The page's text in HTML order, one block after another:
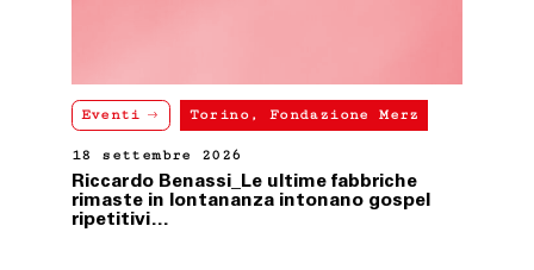
Eventi Torino, Fondazione Merz
18 settembre 2026
Riccardo Benassi_Le ultime fabbriche
rimaste in lontananza intonano gospel
ripetitivi…